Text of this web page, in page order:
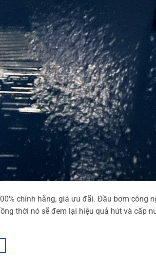
chính hãng, giá ưu đãi. Đầu bơm công
thời nó sẽ đem lại hiệu quả hút và cấp